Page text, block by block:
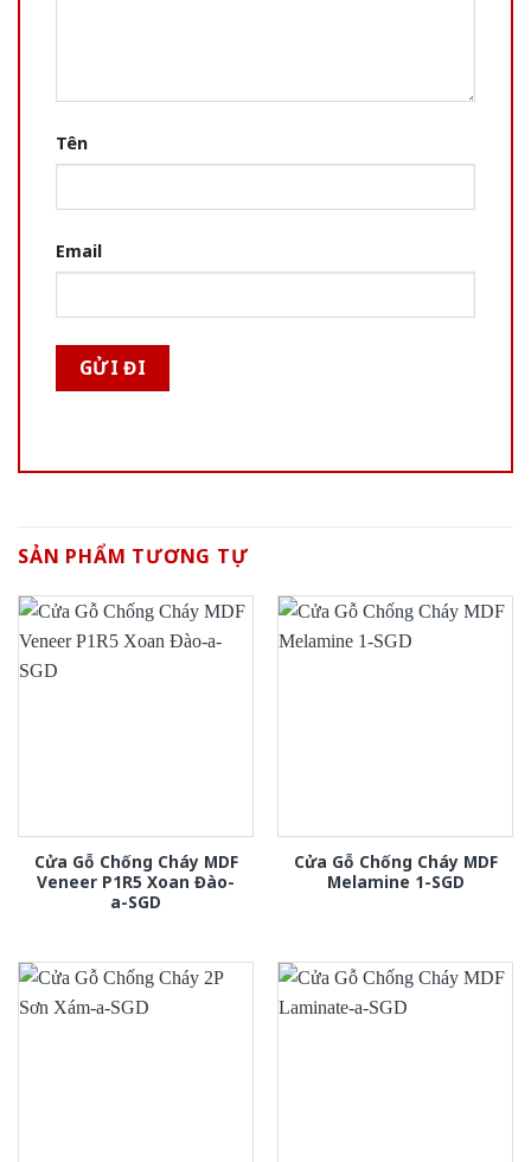
Tên
Email
SẢN PHẨM TƯƠNG TỰ
Cửa Gỗ Chống Cháy MDF
Veneer P1R5 Xoan Đào-
a-SGD
Cửa Gỗ Chống Cháy MDF
Melamine 1-SGD